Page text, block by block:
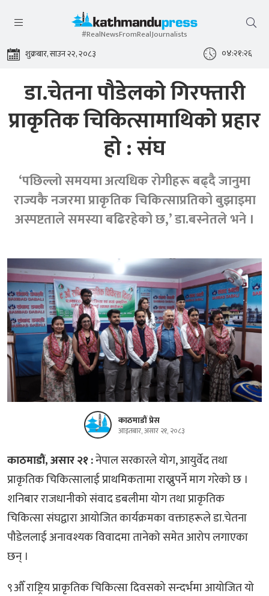
#RealNewsFromRealJournalists
शुक्रबार, साउन २२, २०८३ ०४:२१:२६
डा.चेतना पौडेलको गिरफ्तारी
प्राकृतिक चिकित्सामाथिको प्रहार
हो : संघ
‘पछिल्लो समयमा अत्यधिक रोगीहरू बढ्दै जानुमा
राज्यकै नजरमा प्राकृतिक चिकित्साप्रतिको बुझाइमा
अस्पष्टताले समस्या बढिरहेको छ,’ डा.बस्नेतले भने ।
काठमाडौं प्रेस
आइतबार, असार २१, २०८३
काठमाडौं, असार २१ :नेपाल सरकारले योग, आयुर्वेद तथा
प्राकृतिक चिकित्सालाई प्राथमिकतामा राख्नुपर्ने माग गरेको छ ।
शनिबार राजधानीको संवाद डबलीमा योग तथा प्राकृतिक
चिकित्सा संघद्वारा आयोजित कार्यक्रमका वक्ताहरूले डा.चेतना
पौडेललाई अनावश्यक विवादमा तानेको समेत आरोप लगाएका
छन् ।
९औँ राष्ट्रिय प्राकृतिक चिकित्सा दिवसको सन्दर्भमा आयोजित यो